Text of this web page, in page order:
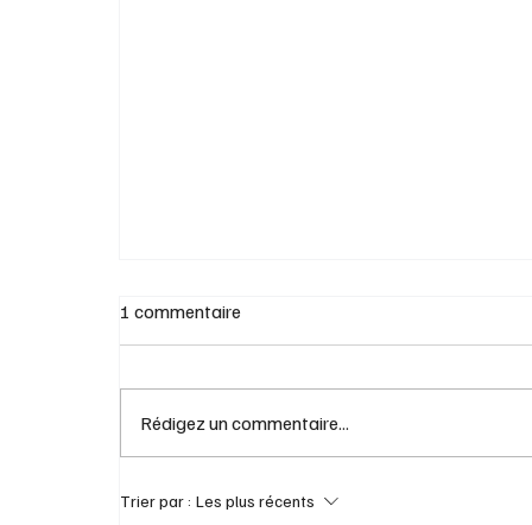
1 commentaire
Rédigez un commentaire...
Trier par : Les plus récents